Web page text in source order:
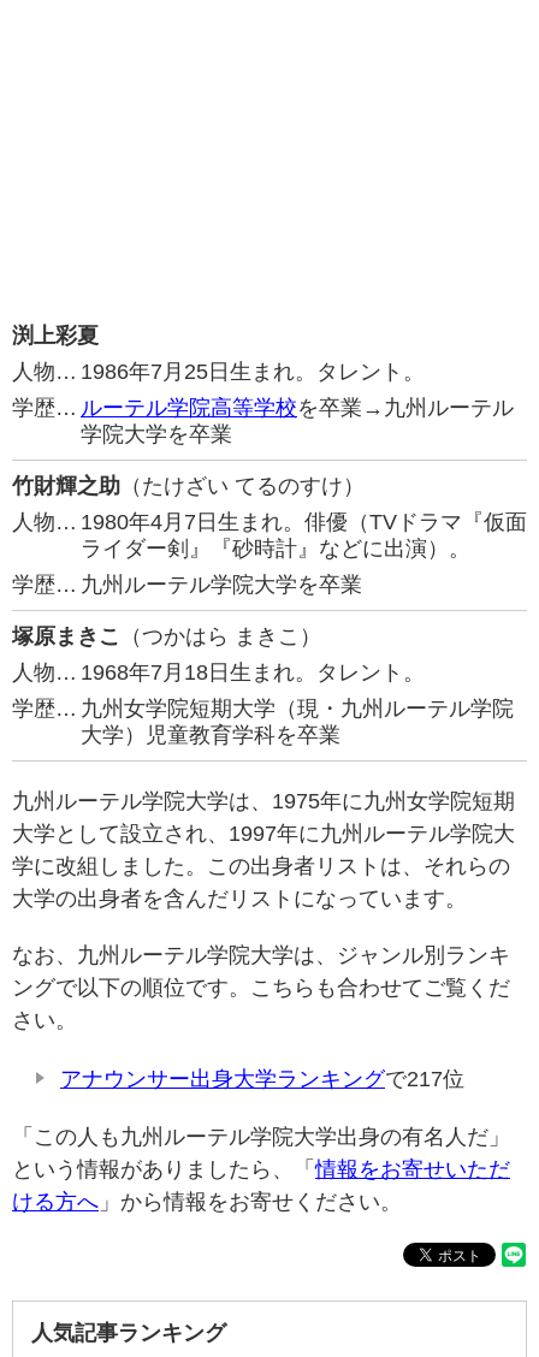
渕上彩夏
人物… 1986年7月25日生まれ。タレント。
学歴… ルーテル学院高等学校を卒業→九州ルーテル
学院大学を卒業
竹財輝之助 （たけざい てるのすけ）
人物… 1980年4月7日生まれ。俳優（TVドラマ『仮面
ライダー剣』『砂時計』などに出演）。
学歴… 九州ルーテル学院大学を卒業
塚原まきこ （つかはら まきこ）
人物… 1968年7月18日生まれ。タレント。
学歴… 九州女学院短期大学（現・九州ルーテル学院
大学）児童教育学科を卒業
九州ルーテル学院大学は、1975年に九州女学院短期
大学として設立され、1997年に九州ルーテル学院大
学に改組しました。この出身者リストは、それらの
大学の出身者を含んだリストになっています。
なお、九州ルーテル学院大学は、ジャンル別ランキ
ングで以下の順位です。こちらも合わせてご覧くだ
さい。
アナウンサー出身大学ランキングで217位
「この人も九州ルーテル学院大学出身の有名人だ」
という情報がありましたら、「情報をお寄せいただ
ける方へ 」から情報をお寄せください。
人気記事ランキング